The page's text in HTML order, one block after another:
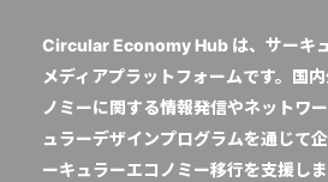
Circular Economy Hub は、サーキ
メディアプラットフォームです。国
ノミーに関する情報発信やネットワ
ュラーデザインプログラムを通じて
ーキュラーエコノミー移行を支援しま